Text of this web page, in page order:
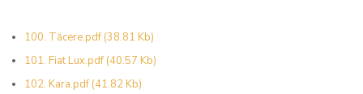
100. Tăcere.pdf (38.81 Kb)
101. Fiat Lux.pdf (40.57 Kb)
102. Kara.pdf (41.82 Kb)